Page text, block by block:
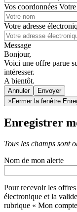
Vos coordonnées
Votre adresse
Message
Bonjour,
Voici une offre parue
intéresser.
A bientôt.
Annuler
× Fermer la fenêtre
Enregistrer
Tous les champs sont
Nom de mon alerte
Pour recevoir les
électronique et la
rubrique « Mon